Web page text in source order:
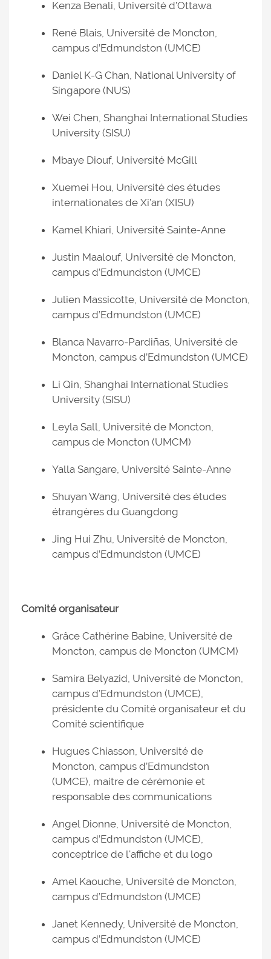
Kenza Benali, Université d’Ottawa
René Blais, Université de Moncton,
campus d’Edmundston (UMCE)
Daniel K-G Chan, National University of
Singapore (NUS)
Wei Chen, Shanghai International Studies
University (SISU)
Mbaye Diouf, Université McGill
Xuemei Hou, Université des études
internationales de Xi’an (XISU)
Kamel Khiari, Université Sainte-Anne
Justin Maalouf, Université de Moncton,
campus d’Edmundston (UMCE)
Julien Massicotte, Université de Moncton,
campus d’Edmundston (UMCE)
Blanca Navarro-Pardiñas, Université de
Moncton, campus d’Edmundston (UMCE)
Li Qin, Shanghai International Studies
University (SISU)
Leyla Sall, Université de Moncton,
campus de Moncton (UMCM)
Yalla Sangare, Université Sainte-Anne
Shuyan Wang, Université des études
étrangères du Guangdong
Jing Hui Zhu, Université de Moncton,
campus d’Edmundston (UMCE)
Comité organisateur
Grâce Cathérine Babine, Université de
Moncton, campus de Moncton (UMCM)
Samira Belyazid, Université de Moncton,
campus d’Edmundston (UMCE),
présidente du Comité organisateur et du
Comité scientifique
Hugues Chiasson, Université de
Moncton, campus d’Edmundston
(UMCE), maitre de cérémonie et
responsable des communications
Angel Dionne, Université de Moncton,
campus d’Edmundston (UMCE),
conceptrice de l'affiche et du logo
Amel Kaouche, Université de Moncton,
campus d’Edmundston (UMCE)
Janet Kennedy, Université de Moncton,
campus d’Edmundston (UMCE)